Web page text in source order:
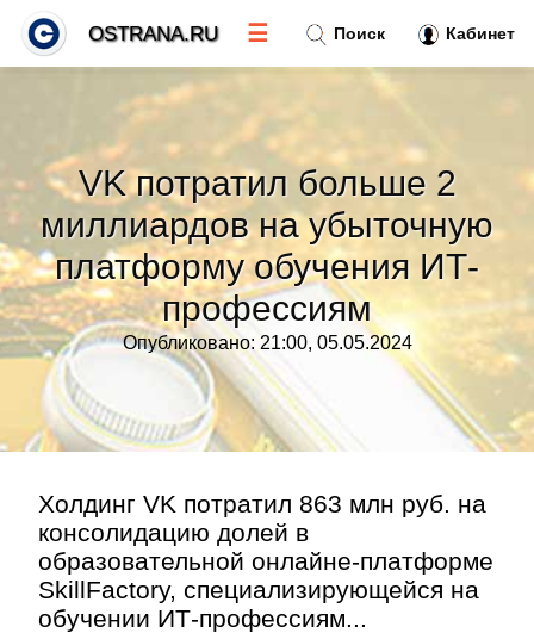
VK потратил больше 2
миллиардов на убыточную
платформу обучения ИТ-
профессиям
Опубликовано: 21:00, 05.05.2024
Холдинг VK потратил 863 млн руб. на
консолидацию долей в
образовательной онлайне-платформе
SkillFactory, специализирующейся на
обучении ИТ-профессиям...
Поиск Кабинет
OSTRANA.RU ☰
Тренды новостей»
Рубрики»
Правила»
Контакт»